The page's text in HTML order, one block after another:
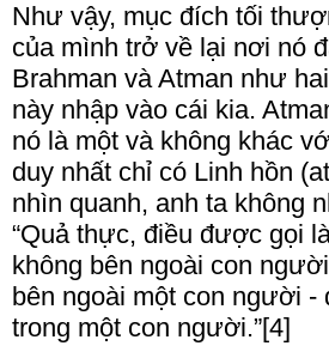
Như vậy, mục đích tối
của mình trở về lại nơi nó
Brahman và Atman như
này nhập vào cái kia.
nó là một và không khác
duy nhất chỉ có Linh hồn
nhìn quanh, anh ta không
“Quả thực, điều được gọi
không bên ngoài con
bên ngoài một con người
trong một con người.”[4]